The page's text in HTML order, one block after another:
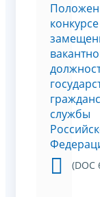
службы
(DOC